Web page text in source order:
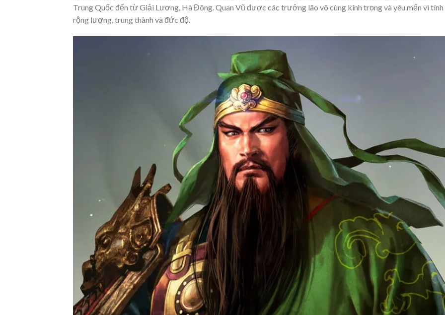
Trung Quốc đến từ Giải Lương, Hà Đông. Quan Vũ được các trưởng lão vô cùng kính trọng và yêu mến vì tính
rộng lượng, trung thành và đức độ.